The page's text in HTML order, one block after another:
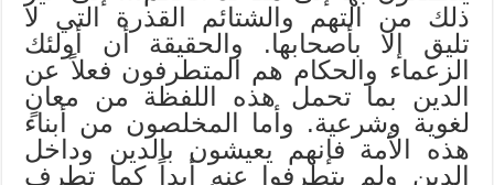
ذلك من التهم والشتائم القذرة التي لا
تليق إلا بأصحابها. والحقيقة أن أولئك
الزعماء والحكام هم المتطرفون فعلاً عن
الدين بما تحمل هذه اللفظة من معانٍ
لغوية وشرعية. وأما المخلصون من أبناء
هذه الأمة فإنهم يعيشون بالدين وداخل
الدين ولم يتطرفوا عنه أبداً كما تطرف